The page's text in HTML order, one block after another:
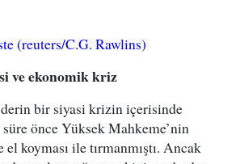
ve ekonomik kriz
derin bir siyasi krizin içerisinde
önce Yüksek Mahkeme’nin
koyması ile tırmanmıştı. Ancak